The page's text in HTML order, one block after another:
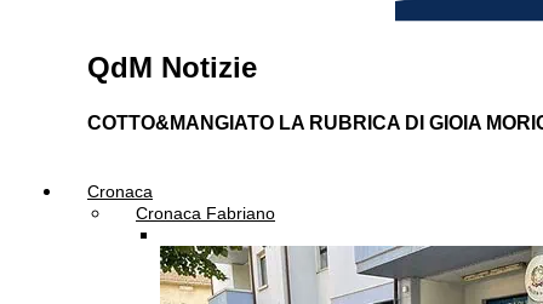
QdM Notizie
COTTO&MANGIATO LA RUBRICA DI GIOIA
Cronaca
Cronaca Fabriano